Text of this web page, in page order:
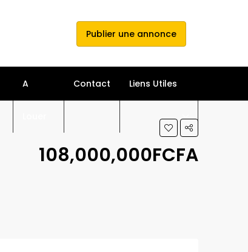
Publier une annonce
A Contact Liens Utiles
108,000,000FCFA